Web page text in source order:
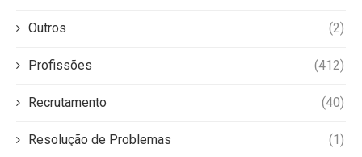
Outros (2)
Profissões (412)
Recrutamento (40)
Resolução de Problemas (1)